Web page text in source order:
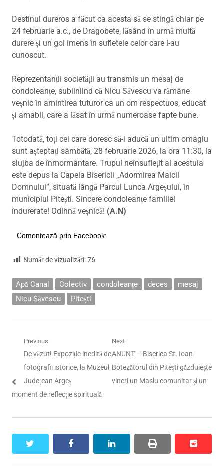
Destinul dureros a făcut ca acesta să se stingă chiar pe
24 februarie a.c., de Dragobete, lăsând în urmă multă
durere și un gol imens în sufletele celor care l-au
cunoscut.
Reprezentanții societății au transmis un mesaj de
condoleanțe, subliniind că Nicu Săvescu va rămâne
veșnic în amintirea tuturor ca un om respectuos, educat
și amabil, care a lăsat în urmă numeroase fapte bune.
Totodată, toți cei care doresc să-i aducă un ultim omagiu
sunt așteptați sâmbătă, 28 februarie 2026, la ora 11:30, la
slujba de înmormântare. Trupul neînsuflețit al acestuia
este depus la Capela Bisericii „Adormirea Maicii
Domnului”, situată lângă Parcul Lunca Argeșului, în
municipiul Pitești. Sincere condoleanțe familiei
îndurerate! Odihnă veșnică! (A.N)
Comentează prin Facebook:
Număr de vizualizări:76
Apă Canal Colectiv condoleanțe deces
mesaj
Nicu Săvescu
Pitești
Navigare
articole
Previous
Previous
post:
De văzut! Expoziție inedită de
fotografii istorice, la Muzeul
Județean Argeș
Next
Next
post:
ANUNȚ – Biserica Sf. Ioan
Botezătorul din Pitești găzduiește
vineri un Maslu comunitar și un
moment de reflecție spirituală
facebook linkedin print reddit
reddit